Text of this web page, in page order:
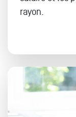
rayon.